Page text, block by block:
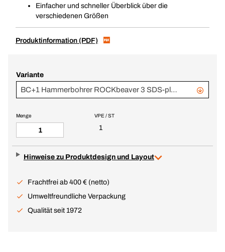
Einfacher und schneller Überblick über die
verschiedenen Größen
Produktinformation (PDF)
Variante
BC+1 Hammerbohrer ROCKbeaver 3 SDS-plus Sortiment 5-16 mm, 40 Stück
VPE / ST
1
Menge
Hinweise zu Produktdesign und Layout
Frachtfrei ab 400 € (netto)
Umweltfreundliche Verpackung
Qualität seit 1972